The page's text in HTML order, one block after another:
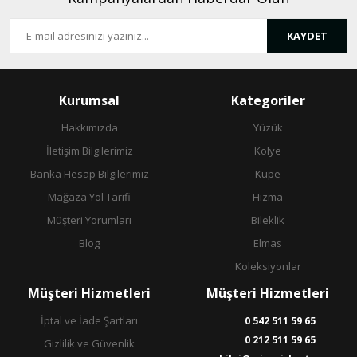
KAYDET
Kurumsal
Hakkımızda
İletişim Bilgilerimiz
Banka Hesap Bilgilerimiz
Mağaza Yol Tarifi
Müşteri Yorumları
Blog
Kategoriler
Yüzük
Kolye
Küpe
Hızma
Bileklik
Elmas
Koleksiyonlar
Müşteri Hizmetleri
İptal ve İade Şartları
Gizlilik ve Güvenlik
Müşteri Hizmetleri
0 542 511 59 65
0 212 511 59 65